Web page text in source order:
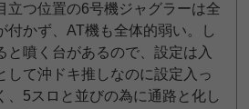
立つ位置の6号機ジャグラーは全
付かず、AT機も全体的弱い。し
と噴く台があるので、設定は入
して沖ドキ推しなのに設定入っ
、5スロと並びの為に通路と化し